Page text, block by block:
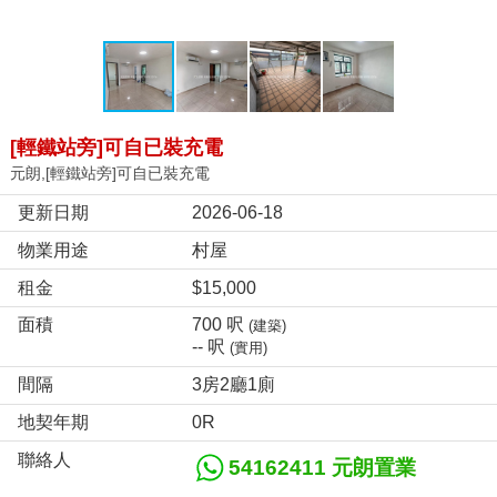
[輕鐵站旁]可自已裝充電
元朗,[輕鐵站旁]可自已裝充電
更新日期
2026-06-18
物業用途
村屋
租金
$15,000
面積
700 呎 (建築)
-- 呎 (實用)
間隔
3房2廳1廁
地契年期
0R
聯絡人
54162411 元朗置業